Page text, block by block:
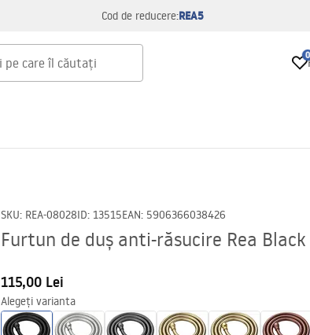
Cod de reducere:REA5
0
SKU: REA-08028ID: 13515EAN: 5906366038426
Furtun de duș anti-răsucire Rea
115,00 Lei
Alegeți varianta